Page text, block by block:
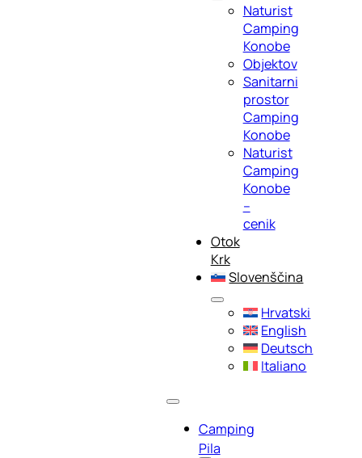
Naturist
Camping
Konobe
Objektov
Sanitarni
prostor
Camping
Konobe
Naturist
Camping
Konobe
–
cenik
Otok
Krk
Slovenščina
Hrvatski
English
Deutsch
Italiano
Camping
Pila